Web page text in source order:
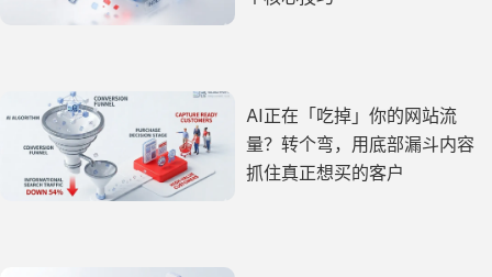
AI正在「吃掉」你的网站流
量？转个弯，用底部漏斗内容
抓住真正想买的客户